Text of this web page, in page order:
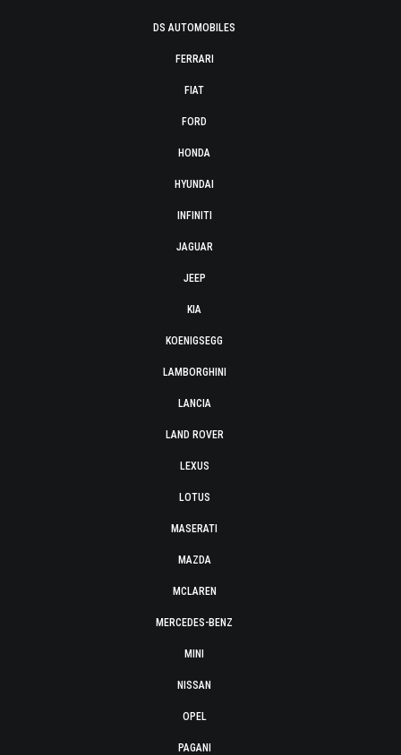
DS AUTOMOBILES
FERRARI
FIAT
FORD
HONDA
HYUNDAI
INFINITI
JAGUAR
JEEP
KIA
KOENIGSEGG
LAMBORGHINI
LANCIA
LAND ROVER
LEXUS
LOTUS
MASERATI
MAZDA
MCLAREN
MERCEDES-BENZ
MINI
NISSAN
OPEL
PAGANI